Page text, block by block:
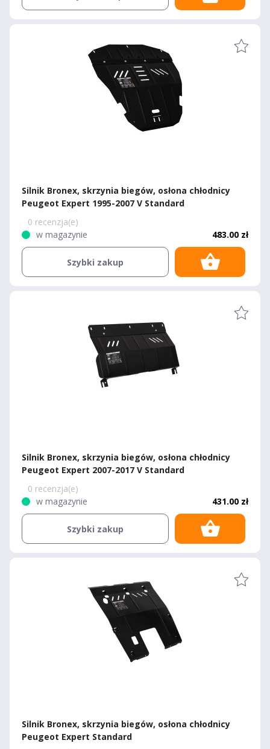
Silnik Bronex, skrzynia biegów, osłona chłodnicy
Peugeot Expert 1995-2007 V Standard
0 recenzja(e)
w magazynie
483.00 zł
Szybki zakup
Silnik Bronex, skrzynia biegów, osłona chłodnicy
Peugeot Expert 2007-2017 V Standard
0 recenzja(e)
w magazynie
431.00 zł
Szybki zakup
Silnik Bronex, skrzynia biegów, osłona chłodnicy
Peugeot Expert Standard